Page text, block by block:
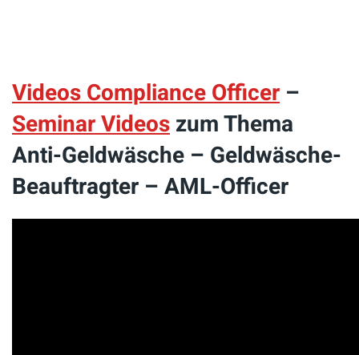
Videos Compliance Officer –
Seminar Videoszum Thema
Anti-Geldwäsche – Geldwäsche-
Beauftragter – AML-Officer